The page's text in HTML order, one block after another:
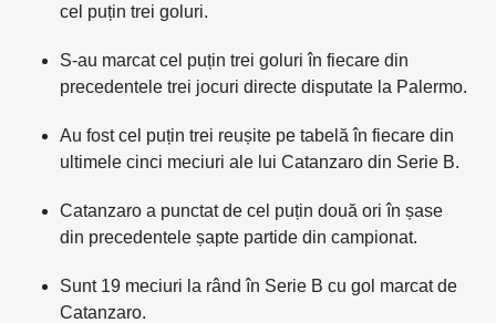
cel puțin trei goluri.
S-au marcat cel puțin trei goluri în fiecare din
precedentele trei jocuri directe disputate la Palermo.
Au fost cel puțin trei reușite pe tabelă în fiecare din
ultimele cinci meciuri ale lui Catanzaro din Serie B.
Catanzaro a punctat de cel puțin două ori în șase
din precedentele șapte partide din campionat.
Sunt 19 meciuri la rând în Serie B cu gol marcat de
Catanzaro.